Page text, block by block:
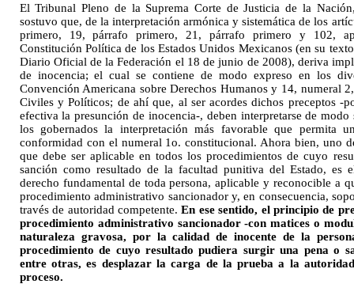
El Tribunal Pleno de la Suprema Corte de Justicia de la
sostuvo que, de la interpretación armónica y sistemática de los
primero, 19, párrafo primero, 21, párrafo primero y 102,
Constitución Política de los Estados Unidos Mexicanos (en su
Diario Oficial de la Federación el 18 de junio de 2008), deriva
de inocencia; el cual se contiene de modo expreso en los
Convención Americana sobre Derechos Humanos y 14, numeral
Civiles y Políticos; de ahí que, al ser acordes dichos preceptos -
efectiva la presunción de inocencia-, deben interpretarse de
los gobernados la interpretación más favorable que permita
conformidad con el numeral 1o. constitucional. Ahora bien, uno
que debe ser aplicable en todos los procedimientos de cuyo
sanción como resultado de la facultad punitiva del Estado, es
derecho fundamental de toda persona, aplicable y reconocible a
procedimiento administrativo sancionador y, en consecuencia,
través de autoridad competente.En ese sentido, el principio de
procedimiento administrativo sancionador -con matices o
naturaleza gravosa, por la calidad de inocente de la
procedimiento de cuyo resultado pudiera surgir una pena o
entre otras, es desplazar la carga de la prueba a la
proceso.